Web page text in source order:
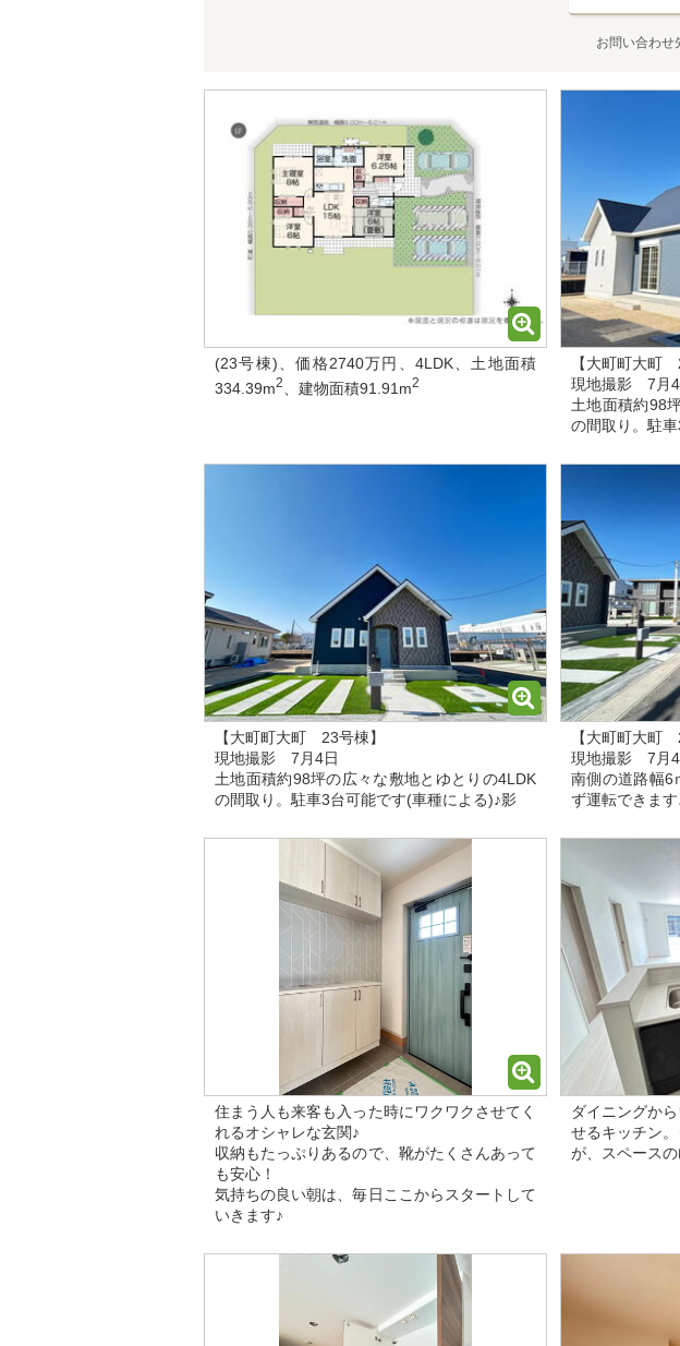
お問い合わせ
(23号棟)、価格2740万円、4LDK、土地面積
334.39m2 、建物面積91.91m2
【大町町大町
現地撮影 7月4
土地面積約98
の間取り。駐
【大町町大町 23号棟】
現地撮影 7月4日
土地面積約98坪の広々な敷地とゆとりの4LDK
の間取り。駐車3台可能です(車種による)♪影
【大町町大町
現地撮影 7月4
南側の道路幅6
ず運転できます
住まう人も来客も入った時にワクワクさせてく
れるオシャレな玄関♪
収納もたっぷりあるので、靴がたくさんあって
も安心！
気持ちの良い朝は、毎日ここからスタートして
いきます♪
ダイニングか
せるキッチン
が、スペース